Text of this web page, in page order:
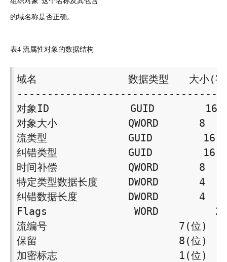
的域名称是否正确。
表4 流属性对象的数据结构
域名　　　　　　　　　数据类型　　大小(
对象ID　　　　　　　　GUID　　　　　16
对象大小　　　　　　　QWORD　　　　8
流类型　　　　　　　　GUID　　　　　16
纠错类型　　　　　　　GUID　　　　　16
时间补偿　　　　　　　QWORD　　　　8
特定类型数据长度　　　DWORD　　　　4
纠错数据长度　　　　　DWORD　　　　4
Flags　　 　　　　　　WORD　　　　　 2
流编号　　　　　　　　　　　　　7(位)
保留　　　　　　　　　　　　　　8(位)
加密标志　　　　　　　　　　　　1(位)